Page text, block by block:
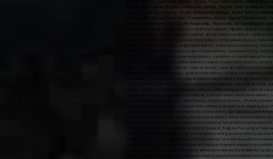
Nakliyat Ataköy , Taşımacılık Ataköy , Ataköy Parça Eşya Taşıma, Ataköy Eşya
Bağcılar Eşya taşıma, Bağcılar Şehirlerarası nakliyat, Bağcılar Şehir içi Nakliyat,
Taşıma, Avcılar Eşya taşıma, Avcılar Şehirlerarası nakliyat, Avcılar Şehir içi
Transportation, Avcılar Piece Item Transportation, Avcılar Insured